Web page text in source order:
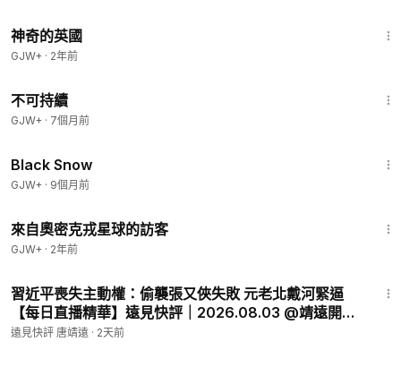
神奇的英國
GJW+ · 2年前
不可持續
GJW+ · 7個月前
Black Snow
GJW+ · 9個月前
來自奧密克戎星球的訪客
GJW+ · 2年前
習近平喪失主動權：偷襲張又俠失敗 元老北戴河緊逼
【每日直播精華】遠見快評｜2026.08.03 @靖遠開講
#北戴河 #習近平
遠見快評 唐靖遠 · 2天前